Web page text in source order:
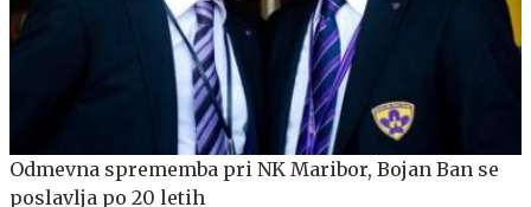
Odmevna sprememba pri NK Maribor, Bojan Ban se
poslavlja po 20 letih